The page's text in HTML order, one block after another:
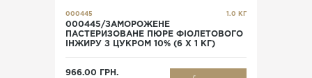
000445 1.0 КГ
000445/ЗАМОРОЖЕНЕ
ПАСТЕРИЗОВАНЕ ПЮРЕ ФІОЛЕТОВОГО
ІНЖИРУ З ЦУКРОМ 10% (6 Х 1 КГ)
966.00 ГРН.